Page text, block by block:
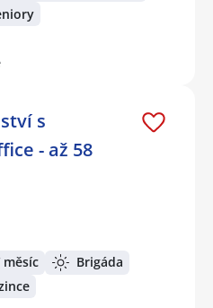
s
- až 58
měsíc
Brigáda